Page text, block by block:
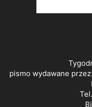
pismo wydawane